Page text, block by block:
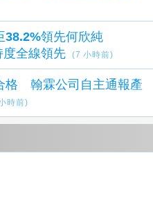
38.2%領先何欣純
全線領先
(7 小時前)
格 翰霖公司自主通報產
時前)